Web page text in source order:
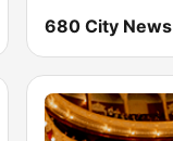
680 City News